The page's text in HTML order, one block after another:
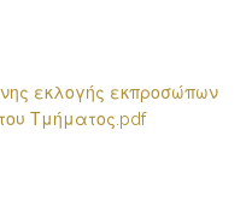
εκλογής εκπροσώπων
Τμήματος.pdf